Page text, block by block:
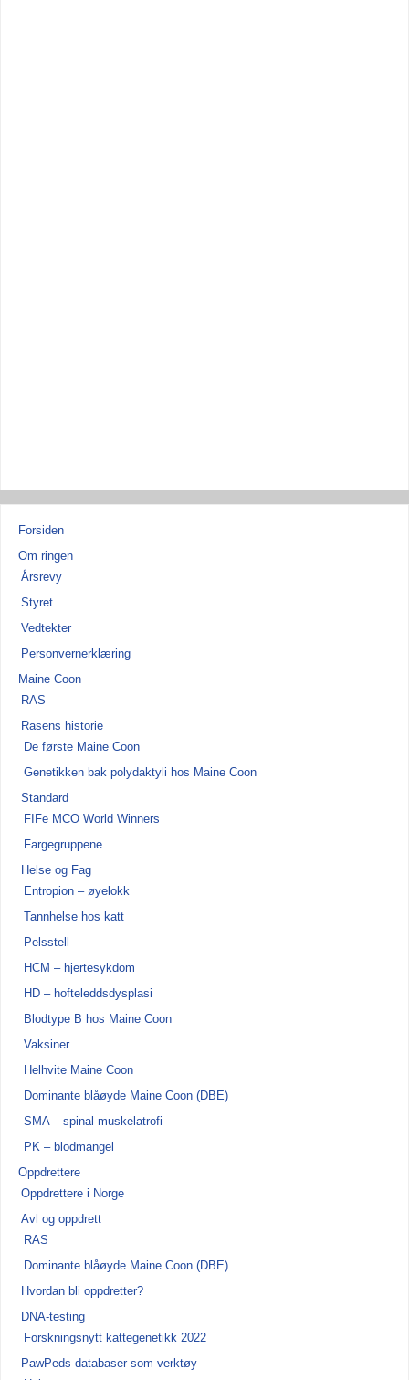
Forsiden
Om ringen
Årsrevy
Styret
Vedtekter
Personvernerklæring
Maine Coon
RAS
Rasens historie
De første Maine Coon
Genetikken bak polydaktyli hos Maine Coon
Standard
FIFe MCO World Winners
Fargegruppene
Helse og Fag
Entropion – øyelokk
Tannhelse hos katt
Pelsstell
HCM – hjertesykdom
HD – hofteleddsdysplasi
Blodtype B hos Maine Coon
Vaksiner
Helhvite Maine Coon
Dominante blåøyde Maine Coon (DBE)
SMA – spinal muskelatrofi
PK – blodmangel
Oppdrettere
Oppdrettere i Norge
Avl og oppdrett
RAS
Dominante blåøyde Maine Coon (DBE)
Hvordan bli oppdretter?
DNA-testing
Forskningsnytt kattegenetikk 2022
PawPeds databaser som verktøy